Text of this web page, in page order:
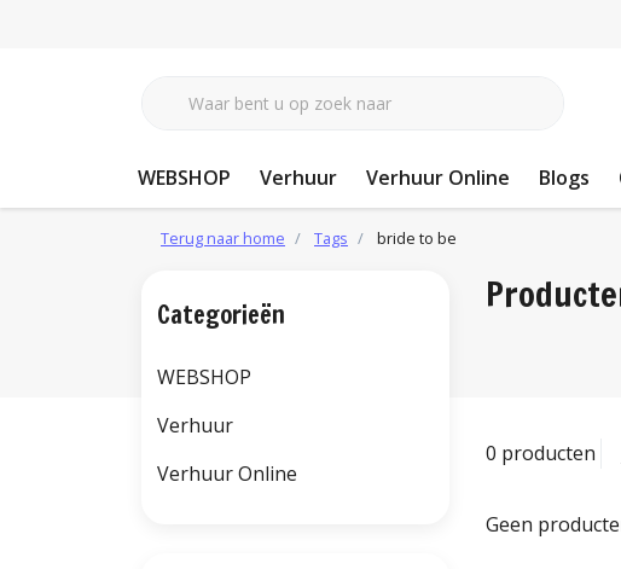
WEBSHOP Verhuur Verhuur Online Blogs
Terug naar home Tags bride to be
0 producten
Geen
Categorieën
WEBSHOP
Verhuur
Verhuur Online